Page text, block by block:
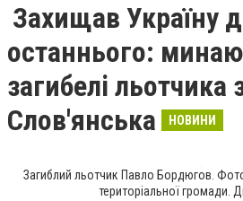
Захищав Україну
останнього:
загибелі льотчика
Слов'янська
НОВИНИ
Загиблий льотчик Павло Бордюгов.
територіальної громади.